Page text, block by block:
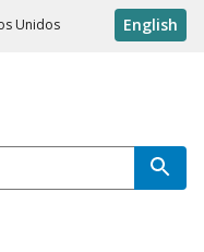
Unidos English